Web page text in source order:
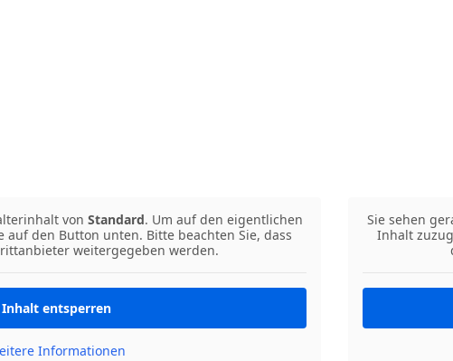
von Standard. Um auf den eigentlichen
den Button unten. Bitte beachten Sie, dass
weitergegeben werden.
Inhalt entsperren
Informationen
Sie sehen
Inhalt